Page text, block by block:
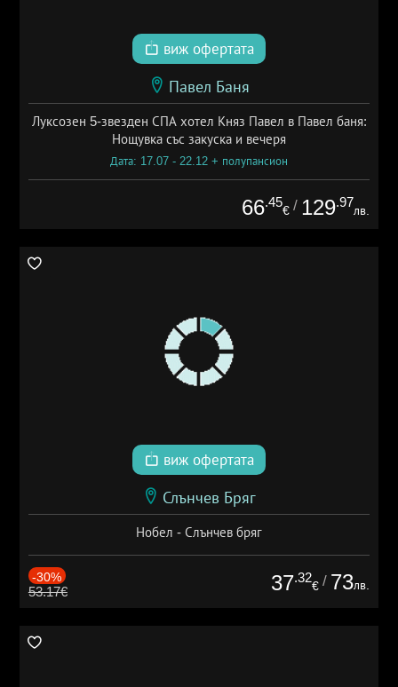
виж офертата
Павел Баня
Луксозен 5-звезден СПА хотел Княз Павел в Павел баня:
Нощувка със закуска и вечеря
Дата: 17.07 - 22.12 + полупансион
66.45
€ / 129.97
лв.
виж офертата
Слънчев Бряг
Нобел - Слънчев бряг
-30%
53.17€ 37.32
€ / 73лв.